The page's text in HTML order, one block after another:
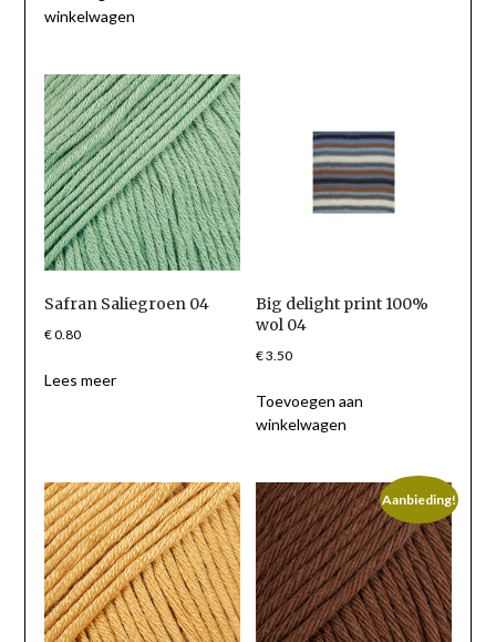
winkelwagen
Safran Saliegroen 04
€0.80
Lees meer
Big delight print 100%
wol 04
€3.50
Toevoegen aan
winkelwagen
Aanbieding!